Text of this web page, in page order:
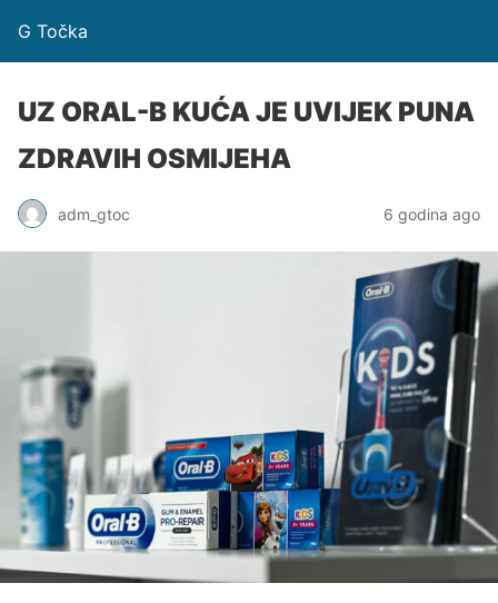
G Točka
UZ ORAL-B KUĆA JE UVIJEK PUNA
ZDRAVIH OSMIJEHA
adm_gtoc 6 godina ago